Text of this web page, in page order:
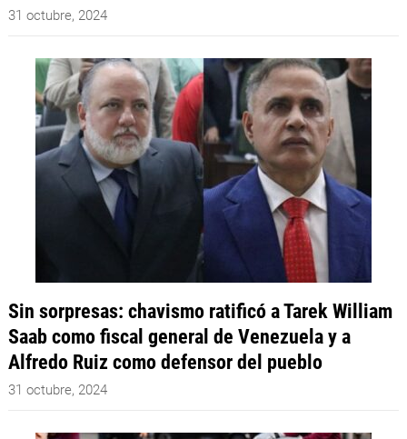
31 octubre, 2024
Sin sorpresas: chavismo ratificó a Tarek William
Saab como fiscal general de Venezuela y a
Alfredo Ruiz como defensor del pueblo
31 octubre, 2024